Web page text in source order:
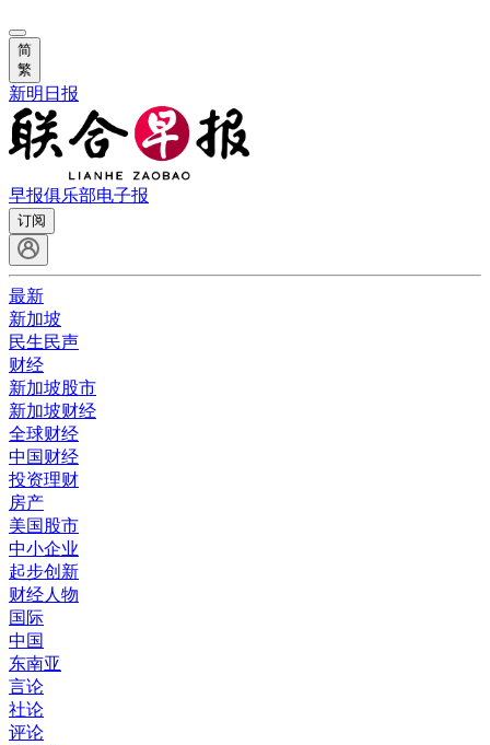
简
繁
新明日报
早报俱乐部电子报
订阅
最新
新加坡
民生民声
财经
新加坡股市
新加坡财经
全球财经
中国财经
投资理财
房产
美国股市
中小企业
起步创新
财经人物
国际
中国
东南亚
言论
社论
评论